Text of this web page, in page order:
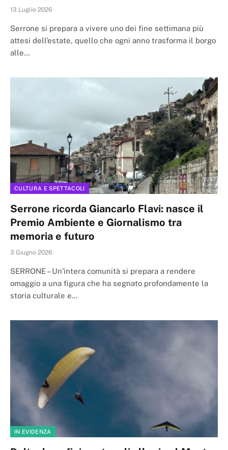
13 Luglio 2026
Serrone si prepara a vivere uno dei fine settimana più
attesi dell’estate, quello che ogni anno trasforma il borgo
alle…
CULTURA E SPETTACOLI
Serrone ricorda Giancarlo Flavi: nasce il
Premio Ambiente e Giornalismo tra
memoria e futuro
3 Giugno 2026
SERRONE – Un’intera comunità si prepara a rendere
omaggio a una figura che ha segnato profondamente la
storia culturale e…
IN EVIDENZA